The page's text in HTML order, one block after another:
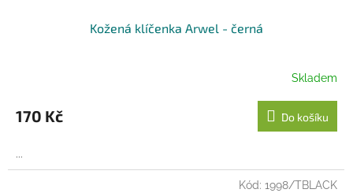
Kožená klíčenka Arwel - černá
Skladem
170 Kč Do košíku
...
Kód: 1998/TBLACK